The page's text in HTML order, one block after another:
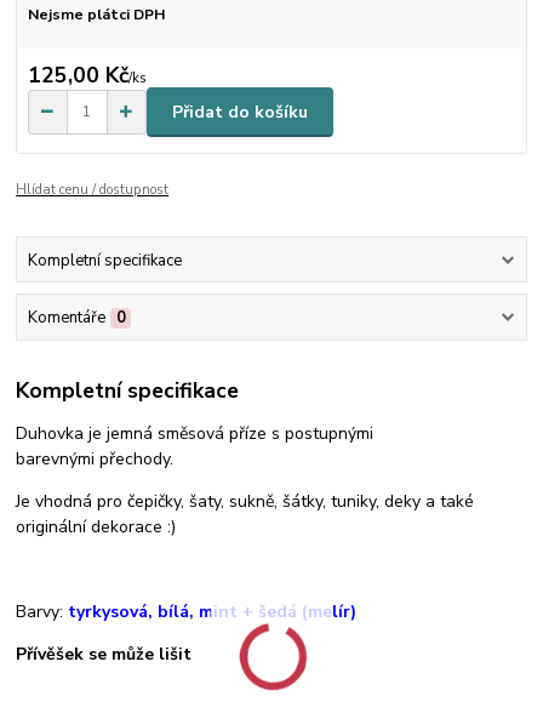
Nejsme plátci DPH
125,00 Kč/ks
Přidat do košíku
Hlídat cenu / dostupnost
Kompletní specifikace
Komentáře 0
Kompletní specifikace
Duhovka je jemná směsová příze s postupnými
barevnými přechody.
Je vhodná pro čepičky, šaty, sukně, šátky, tuniky, deky a také
originální dekorace :)
Barvy: tyrkysová, bílá, mint + šedá (melír)
Přívěšek se může lišit